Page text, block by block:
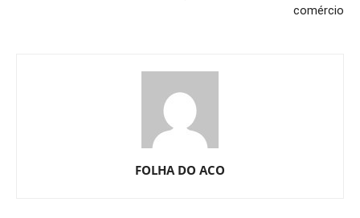
comércio
FOLHA DO ACO